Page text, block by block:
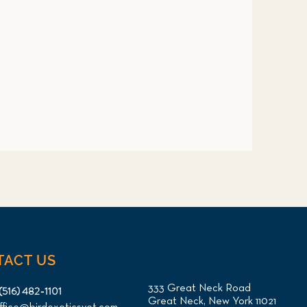
US
482-1101
333 Great Neck Road
Great Neck, New York 11021